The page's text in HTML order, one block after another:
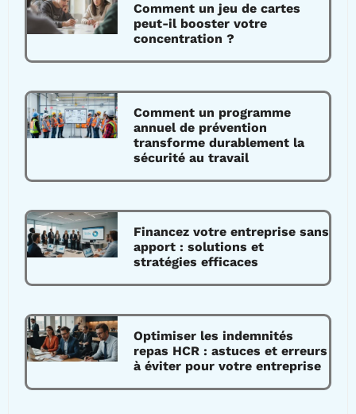
Comment un jeu de cartes
peut-il booster votre
concentration ?
Comment un programme
annuel de prévention
transforme durablement la
sécurité au travail
Financez votre entreprise sans
apport : solutions et
stratégies efficaces
Optimiser les indemnités
repas HCR : astuces et erreurs
à éviter pour votre entreprise